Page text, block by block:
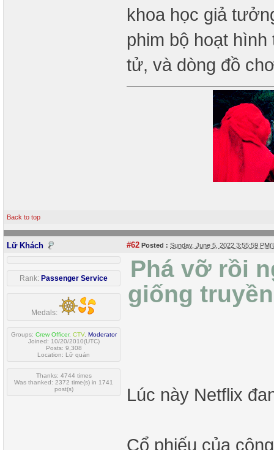
khoa học giả
phim bộ hoạt
tử, và dòng đồ
Back to top
Lữ Khách #62 Posted : Sunday, June 5, 2022 3:55:59
Rank: Passenger Service
Medals:
Groups: Crew Officer, CTV, Moderator
Joined: 10/20/2010(UTC)
Posts: 9,308
Location: Lữ quán
Thanks: 4744 times
Was thanked: 2372 time(s) in 1741
post(s)
Phá vỡ rồi
giống
Lúc này Netflix
Cổ phiếu của